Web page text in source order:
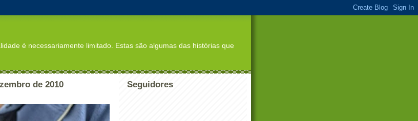
é necessariamente limitado. Estas são algumas das histórias que
de 2010 Seguidores